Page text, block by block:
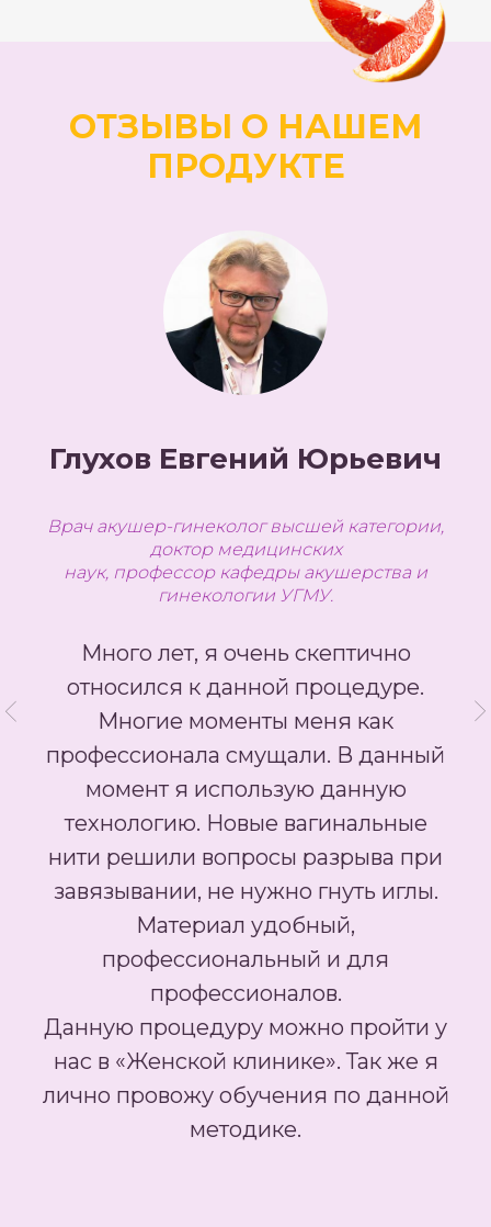
ОТЗЫВЫ О НАШЕМ
ПРОДУКТЕ
Глухов Евгений Юрьевич
Врач акушер-гинеколог высшей категории,
доктор медицинских
наук, профессор кафедры акушерства и
гинекологии УГМУ.
Много лет, я очень скептично
относился к данной процедуре.
Многие моменты меня как
профессионала смущали. В данный
момент я использую данную
технологию. Новые вагинальные
нити решили вопросы разрыва при
завязывании, не нужно гнуть иглы.
Материал удобный,
профессиональный и для
профессионалов.
Данную процедуру можно пройти у
нас в «Женской клинике». Так же я
лично провожу обучения по данной
методике.